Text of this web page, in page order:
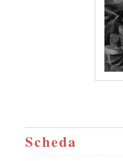
Scheda